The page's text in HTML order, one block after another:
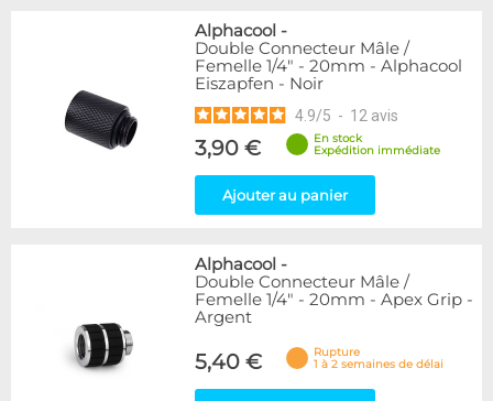
Alphacool -
Double Connecteur Mâle /
Femelle 1/4" - 20mm - Alphacool
Eiszapfen - Noir
4.9/5 - 12 avis
3,90 €
En stock
Expédition immédiate
Ajouter au panier
Alphacool -
Double Connecteur Mâle /
Femelle 1/4" - 20mm - Apex Grip -
Argent
5,40 €
Rupture
1 à 2 semaines de délai